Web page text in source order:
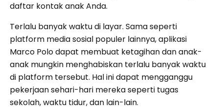
daftar kontak anak Anda.
Terlalu banyak waktu di layar. Sama seperti
platform media sosial populer lainnya, aplikasi
Marco Polo dapat membuat ketagihan dan anak-
anak mungkin menghabiskan terlalu banyak waktu
di platform tersebut. Hal ini dapat mengganggu
pekerjaan sehari-hari mereka seperti tugas
sekolah, waktu tidur, dan lain-lain.